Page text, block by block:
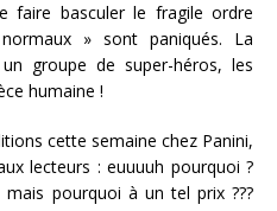
faire basculer le fragile ordre
» sont paniqués. La
groupe de super-héros, les
humaine !
cette semaine chez Panini,
lecteurs : euuuuh pourquoi ?
pourquoi à un tel prix ???